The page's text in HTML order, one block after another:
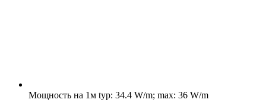
Мощность на 1м typ: 34.4 W/m; max: 36 W/m